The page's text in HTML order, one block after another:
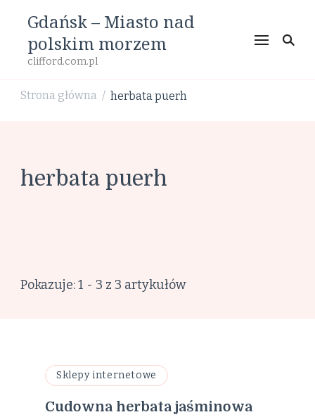
Gdańsk – Miasto nad
polskim morzem
clifford.com.pl
Strona główna / herbata puerh
herbata puerh
Pokazuje: 1 - 3 z 3 artykułów
Sklepy internetowe
Cudowna herbata jaśminowa